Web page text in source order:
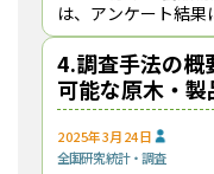
は、アンケート結
No.1・No.2の結果
ア
4.調査手法の概
可能な原木・
向けて】
2025年3月24日
全国研究統計・調査